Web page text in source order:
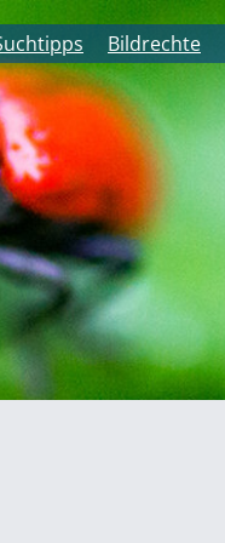
Bildrechte